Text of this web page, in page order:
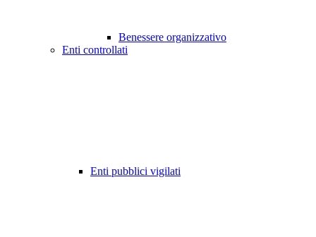
Benessere organizzativo
Enti controllati
Enti pubblici vigilati